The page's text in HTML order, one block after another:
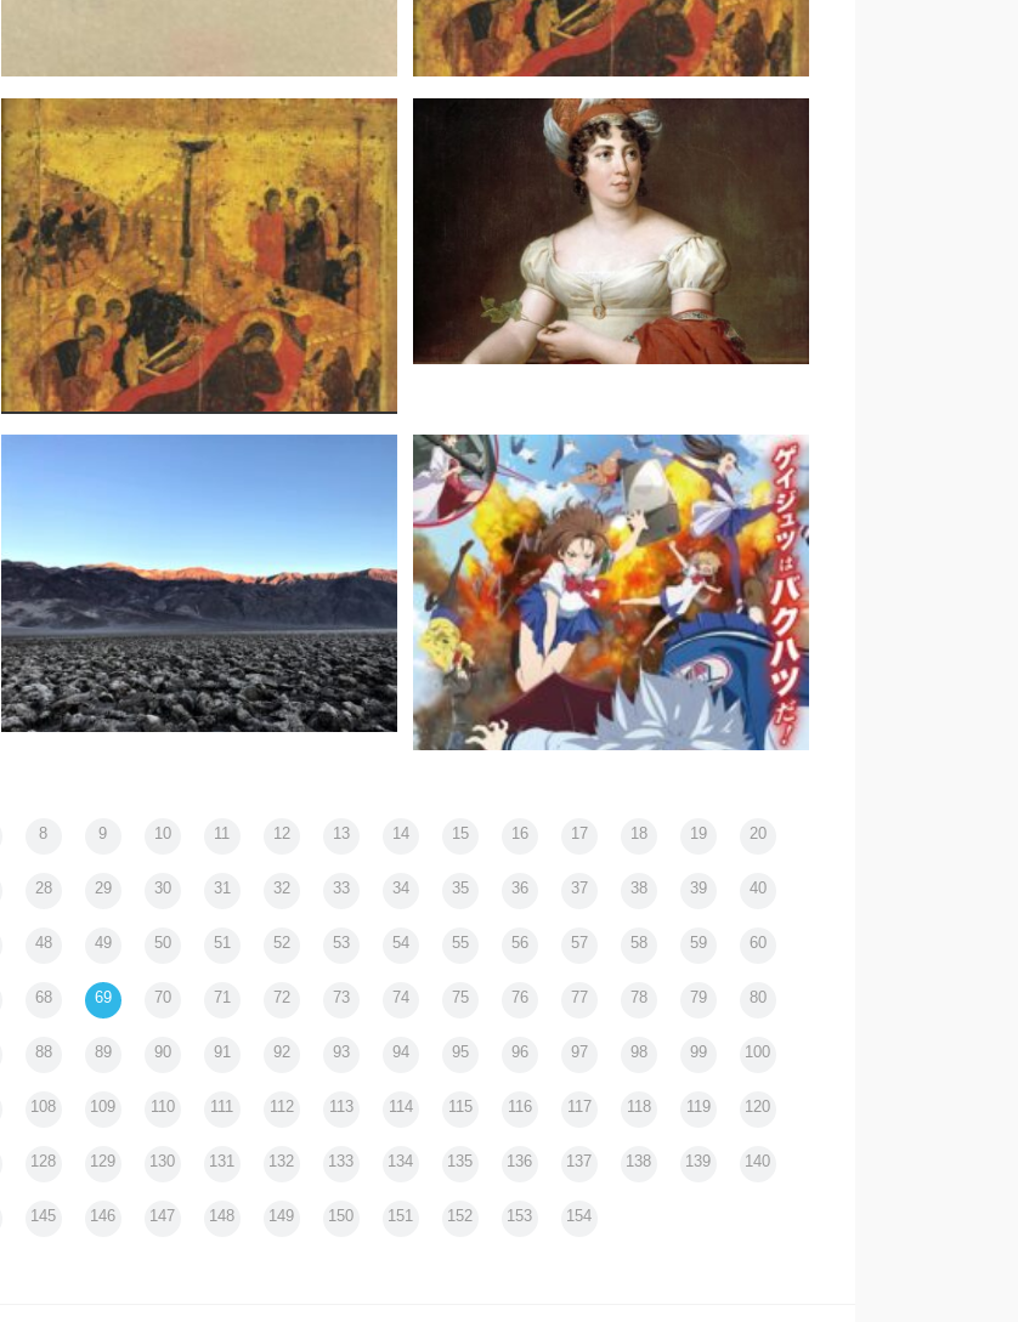
評論｜西村朗 考・覚書 (8) 『汨羅の
淵より』｜丘山万里子
特別寄稿｜作曲家と演奏家の対話｜
時間の観念と音楽における時間｜ダ
ムニアノヴィッチ＆金子
Разговор између композитора и
見たスイス｜女と「女傑」ミネット
⑴ ｜秋元陽平
カリフォルニアの空の下｜死の谷を
小人閑居為不善日記｜ワンダヴィジ
ョンの美しい夢 ｜ noirse
8 9 10 11 12 13 14 15 16 17 18 19 20
28 29 30 31 32 33 34 35 36 37 38 39 40
48 49 50 51 52 53 54 55 56 57 58 59 60
68 69 70 71 72 73 74 75 76 77 78 79 80
88 89 90 91 92 93 94 95 96 97 98 99 100
108 109 110 111 112 113 114 115 116 117 118 119 120
128 129 130 131 132 133 134 135 136 137 138 139 140
145 146 147 148 149 150 151 152 153 154